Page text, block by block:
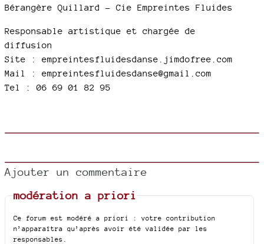
Bérangère Quillard - Cie Empreintes Fluides
Responsable artistique et chargée de
diffusion
Site : empreintesfluidesdanse.jimdofree.com
Mail : empreintesfluidesdanse@gmail.com
Tel : 06 69 01 82 95
Ajouter un commentaire
modération a priori
Ce forum est modéré a priori : votre contribution
n’apparaîtra qu’après avoir été validée par les
responsables.